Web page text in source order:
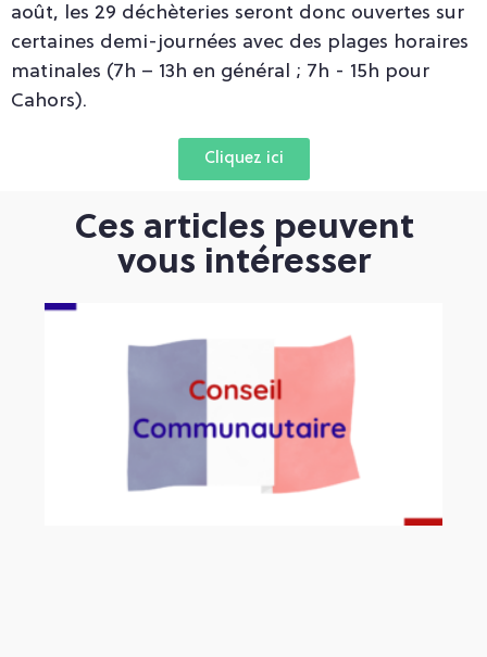
août, les 29 déchèteries seront donc ouvertes sur
certaines demi-journées avec des plages horaires
matinales (7h – 13h en général ; 7h - 15h pour
Cahors).
Cliquez ici
Ces articles peuvent
vous intéresser